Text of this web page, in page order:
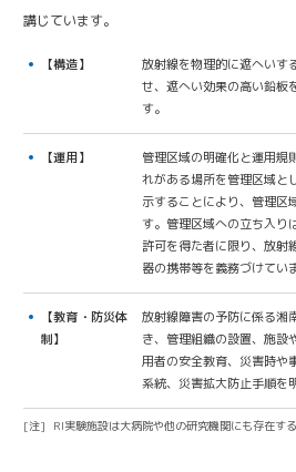
講じています。
【構造】
放射線を物理的に遮へいす
せ、遮へい効果の高い鉛板
す。
【運用】
管理区域の明確化と運用規
れがある場所を管理区域と
示することにより、管理区
す。管理区域への立ち入り
許可を得た者に限り、放射
器の携帯等を義務づけてい
【教育・防災体
制】
放射線障害の予防に係る湘
き、管理組織の設置、施設
用者の安全教育、災害時や
系統、災害拡大防止手順を
RI実験施設は大病院や他の研究機関にも存在す